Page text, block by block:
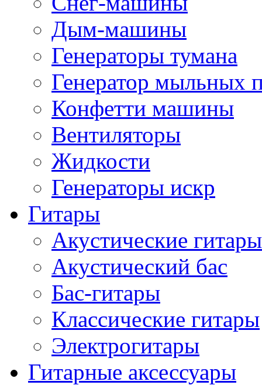
Дым-машины
Генераторы тумана
Генератор мыльных
Конфетти машины
Вентиляторы
Жидкости
Генераторы искр
Гитары
Акустические гитары
Акустический бас
Бас-гитары
Классические гитары
Электрогитары
Гитарные аксессуары